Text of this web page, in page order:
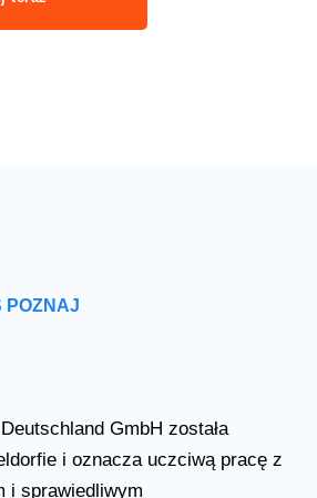
POZNAJ
GmbH została
i oznacza uczciwą pracę z
i sprawiedliwym